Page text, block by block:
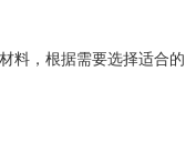
料，根据需要选择适合的